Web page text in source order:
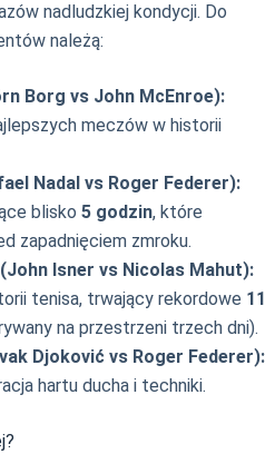
nadludzkiej kondycji. Do
należą:
Borg vs John McEnroe):
meczów w historii
Nadal vs Roger Federer):
blisko 5 godzin, które
zapadnięciem zmroku.
Isner vs Nicolas Mahut):
tenisa, trwający rekordowe 11
na przestrzeni trzech dni).
Djoković vs Roger Federer):
hartu ducha i techniki.